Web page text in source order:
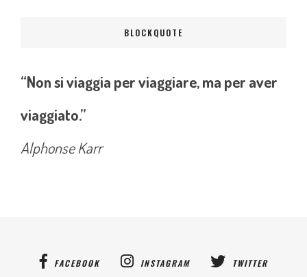
BLOCKQUOTE
“Non si viaggia per viaggiare, ma per aver
viaggiato.”
Alphonse Karr
FACEBOOK INSTAGRAM TWITTER